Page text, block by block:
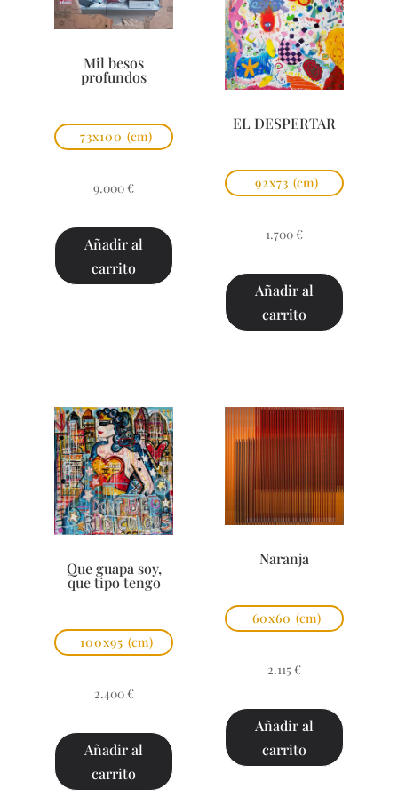
Mil besos
profundos
73x100 (cm)
9.000 €
Añadir al
carrito
EL DESPERTAR
92x73 (cm)
1.700 €
Añadir al
carrito
Que guapa soy,
que tipo tengo
100x95 (cm)
2.400 €
Añadir al
carrito
Naranja
60x60 (cm)
2.115 €
Añadir al
carrito